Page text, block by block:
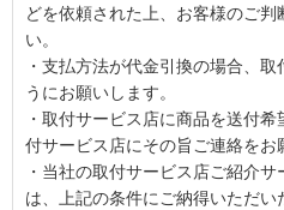
どを依頼された上、お客様のご
い。
・支払方法が代金引換の場合、
うにお願いします。
・取付サービス店に商品を送付
付サービス店にその旨ご連絡をお
・当社の取付サービス店ご紹介
は、上記の条件にご納得いただい